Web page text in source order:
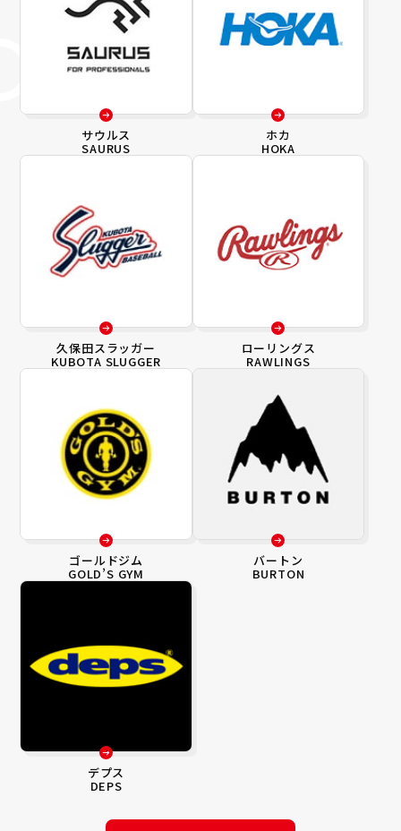
サウルス
SAURUS
ホカ
HOKA
久保田スラッガー
KUBOTA SLUGGER
ローリングス
RAWLINGS
ゴールドジム
GOLD’S GYM
バートン
BURTON
デプス
DEPS